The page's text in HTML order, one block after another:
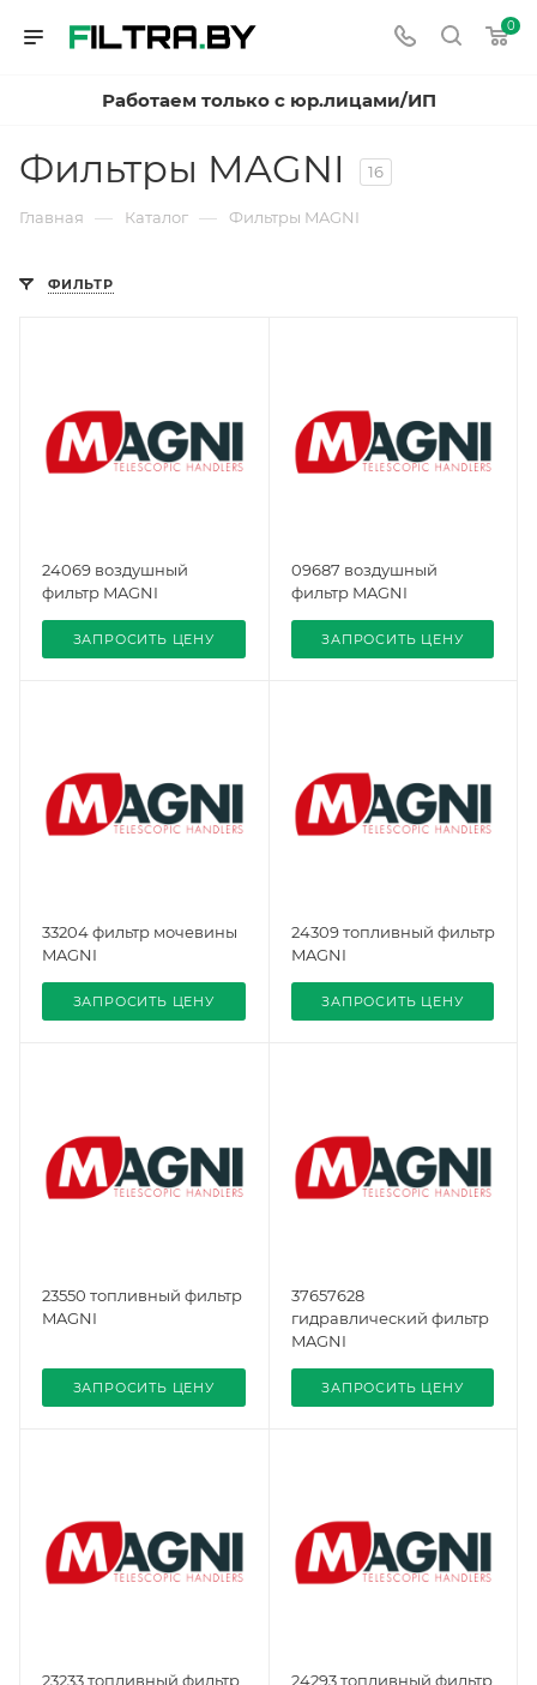
0
Работаем только с юр.лицами/ИП
Фильтры MAGNI 16
Главная — Каталог — Фильтры MAGNI
ФИЛЬТР
24069 воздушный
фильтр MAGNI
ЗАПРОСИТЬ ЦЕНУ
09687 воздушный
фильтр MAGNI
ЗАПРОСИТЬ ЦЕНУ
33204 фильтр мочевины
MAGNI
ЗАПРОСИТЬ ЦЕНУ
24309 топливный фильтр
MAGNI
ЗАПРОСИТЬ ЦЕНУ
23550 топливный фильтр
MAGNI
ЗАПРОСИТЬ ЦЕНУ
37657628
гидравлический фильтр
MAGNI
ЗАПРОСИТЬ ЦЕНУ
23233 топливный фильтр
24293 топливный фильтр